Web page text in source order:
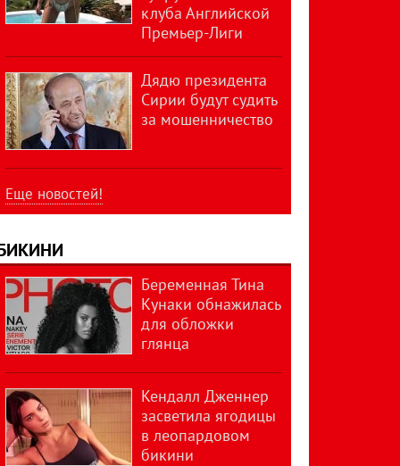
клуба Английской
Премьер-Лиги
Дядю президента
Сирии будут судить
за мошенничество
Еще новостей!
Беременная Тина
Кунаки обнажилась
для обложки
глянца
Кендалл Дженнер
засветила ягодицы
в леопардовом
бикини